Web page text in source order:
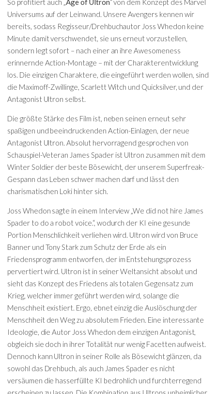
Universums auf der Leinwand. Unsere Avengers kennen wir
bereits, sodass Regisseur/Drehbuchautor Joss Whedon keine
Minute damit verschwendet, sie uns erneut vorzustellen,
sondern legt sofort – nach einer an ihre Awesomeness
erinnernde Action-Montage – mit der Charakterentwicklung
los. Die einzigen Charaktere, die eingeführt werden wollen, sind
die Maximoff-Zwillinge, Scarlett Witch und Quicksilver, und der
Antagonist Ultron selbst.
Die größte Stärke des Film ist, neben seinen erneut sehr
spaßigen und beeindruckenden Action-Einlagen, der neue
Antagonist Ultron. Absolut hervorragend gesprochen von
Schauspiel-Veteran James Spader ist Ultron zusammen mit dem
Winter Soldier der beste Bösewicht, der unserem Superfreak-
Gespann das Leben schwer machen darf und lässt den
charismatischen Loki hinter sich.
Joss Whedon sagte in einem Interview „We did not hire James
Spader to do a robot voice.“, wodurch der KI eine gesunde
Portion Menschlichkeit verliehen wird. Ultron wird von Bruce
Banner und Tony Stark zum Schutz der Erde als ein
Friedensprogramm entworfen, der im Entstehungsprozess
pervertiert wird. Ultron ist in seiner Weltansicht absolut und
sieht das Konzept des Friedens als totalen Gegensatz zum
Krieg, welcher immer geführt werden wird, solange die
Menschheit existiert. Ergo, ebnet einzig die Auslöschung der
Menschheit den Weg zu absolutem Frieden. Eine interessante
Ideologie, die Autor Joss Whedon dem einzigen Antagonist,
obgleich sie doch in ihrer Totalität nur wenig Facetten aufweist.
Dennoch kann Ultron in seiner Rolle als Bösewicht glänzen, da
sowohl das Drehbuch, als auch James Spader es nicht
versäumen die hasserfüllte KI bedrohlich und furchterregend